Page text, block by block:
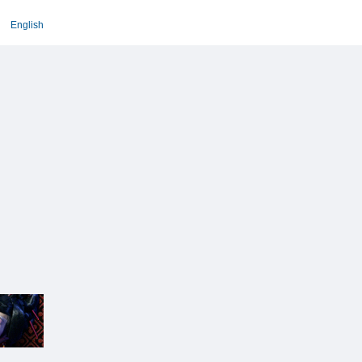
English